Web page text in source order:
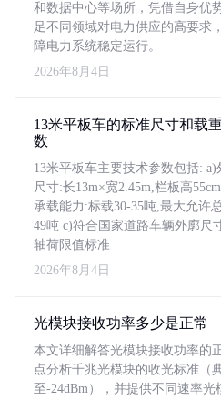
和数据中心等场所，凭借自身优
足不同领域对电力供应的高要求
障电力系统稳定运行。
2026年8月4日
13米平板车的标准尺寸和载
数
13米平板车主要技术参数包括: a)
尺寸:长13m×宽2.45m,栏板高
承载能力:标载30-35吨,最大允许
49吨 c)符合国家道路车辆外廓尺
轴荷限值标准
2026年8月4日
光模块接收功率多少是正常
本文详细解答光模块接收功率的
点分析千兆光模块的收光标准（
至-24dBm），并提供不同速率